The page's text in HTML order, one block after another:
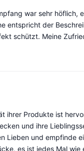
war sehr höflich,
entspricht der
schützt. Meine
ihrer Produkte ist
und ihre
Lieben und empfinde
es ist jedes Mal